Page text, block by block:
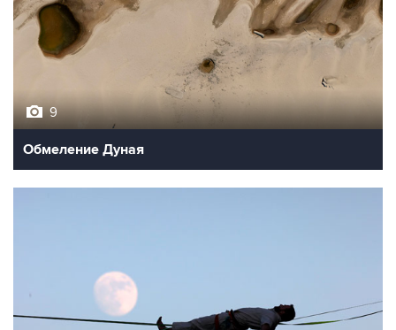
9
Обмеление Дуная